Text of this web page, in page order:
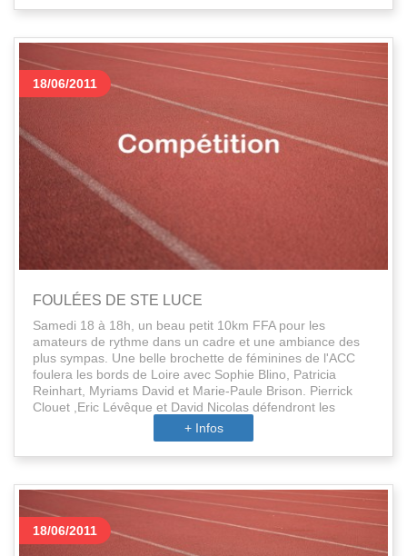
FOULÉES DE STE LUCE
Samedi 18 à 18h, un beau petit 10km FFA pour les
amateurs de rythme dans un cadre et une ambiance des
plus sympas. Une belle brochette de féminines de l'ACC
foulera les bords de Loire avec Sophie Blino, Patricia
Reinhart, Myriams David et Marie-Paule Brison. Pierrick
Clouet ,Eric Lévêque et David Nicolas défendront les
couleurs masculines.... Des inscrits de dernière minute ?
+ Infos
18/06/2011
18/06/2011